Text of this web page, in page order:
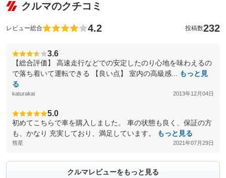
クルマのクチコミ
レビュー総合 4.2 投稿数232
3.6
【総合評価】 高速走行などでの安定したのり心地を味わえるの
で落ち着いて運転できる 【良い点】 室内の高級感...
もっと見
る
katurakai 2013年12月04日
5.0
初めてこちらで車を購入しました。 車の状態も良く、保証の方
も、かなり 充実しており、満足しています。
もっと見る
彗星 2021年07月29日
クルマレビューをもっと見る